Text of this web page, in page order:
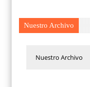
Nuestro Archivo